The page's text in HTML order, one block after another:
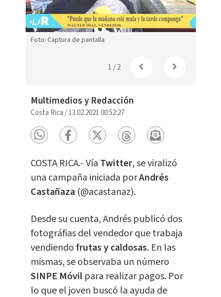
Foto: Captura de pantalla
1 /2
Multimedios y Redacción
Costa Rica /13.02.2021 00:52:27
COSTA RICA.- Vía Twitter, se viralizó
una campaña iniciada porAndrés
Castañaza (@acastanaz).
Desde su cuenta, Andrés publicó dos
fotográfias del vendedor que trabaja
vendiendofrutas y caldosas. En las
mismas, se observaba un número
SINPE Móvil para realizar pagos. Por
lo que el joven buscó la ayuda de